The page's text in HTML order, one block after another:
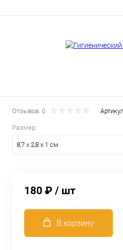
Отзывов: 0
Размер:
8,7 x 2,8 x 1 см
180 ₽ / шт
В корзину